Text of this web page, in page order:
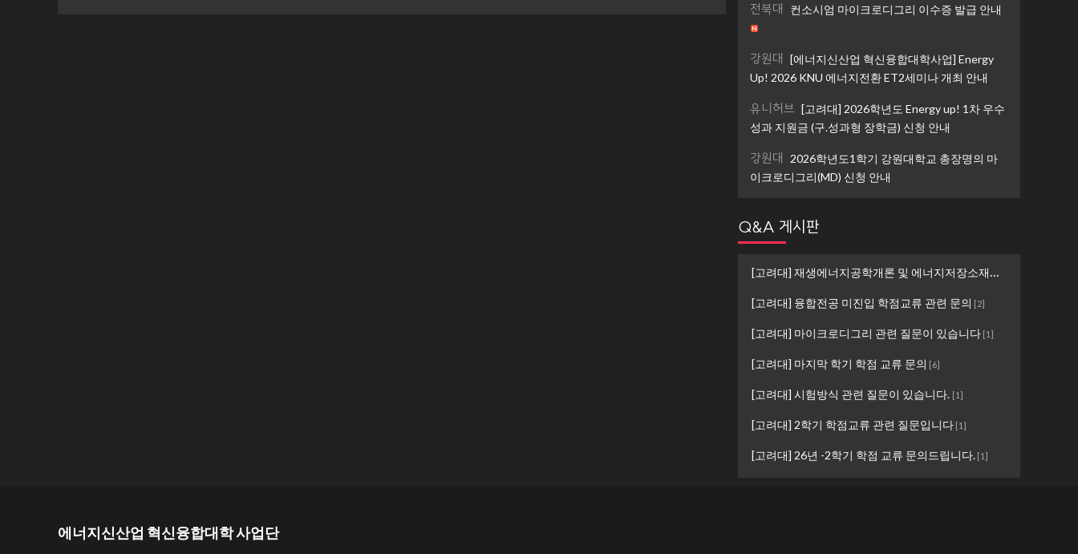
전북대 컨소시엄 마이크로디그리 이수증 발급 안내
강원대
[에너지신산업 혁신융합대학사업] Energy
Up! 2026 KNU 에너지전환 ET2세미나 개최 안내
유니허브 [고려대] 2026학년도 Energy up! 1차 우수
성과 지원금 (구.성과형 장학금) 신청 안내
강원대
2026학년도1학기 강원대학교 총장명의 마
이크로디그리(MD) 신청 안내
Q&A 게시판
[고려대] 재생에너지공학개론 및 에너지저장소재설계 ...
[고려대] 융합전공 미진입 학점교류 관련 문의 [2]
[고려대] 마이크로디그리 관련 질문이 있습니다[1]
[고려대] 마지막 학기 학점 교류 문의 [6]
[고려대] 시험방식 관련 질문이 있습니다. [1]
[고려대] 2학기 학점교류 관련 질문입니다[1]
[고려대] 26년 -2학기 학점 교류 문의드립니다.[1]
에너지신산업 혁신융합대학 사업단